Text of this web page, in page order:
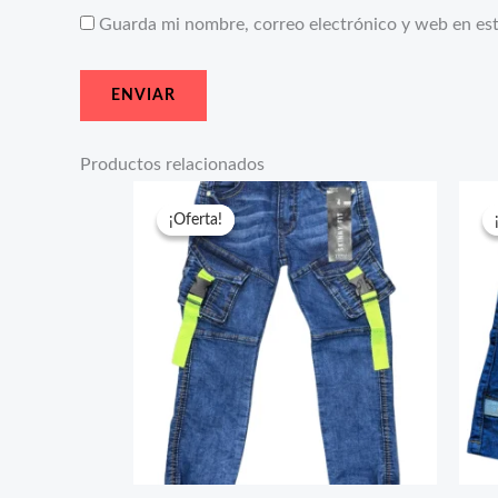
Guarda mi nombre, correo electrónico y web en
Productos relacionados
¡Oferta!
¡Oferta!
precio
original
era:
$33.99.
El
precio
actual
es:
$19.25.